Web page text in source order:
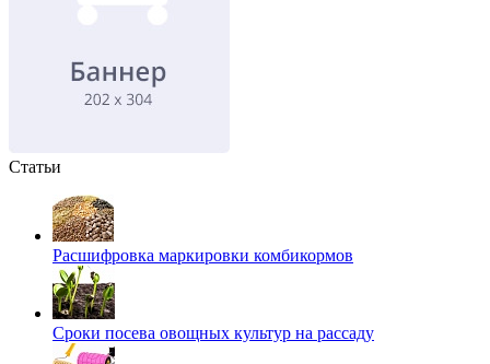
Статьи
Расшифровка маркировки комбикормов
Сроки посева овощных культур на рассаду